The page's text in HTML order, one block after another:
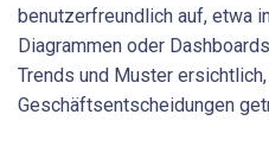
benutzerfreundlich auf, etwa
Diagrammen oder
Trends und Muster
Geschäftsentscheidungen